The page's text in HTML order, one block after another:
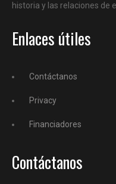
historia y las relaciones de
Enlaces útiles
Contáctanos
Privacy
Financiadores
Contáctanos